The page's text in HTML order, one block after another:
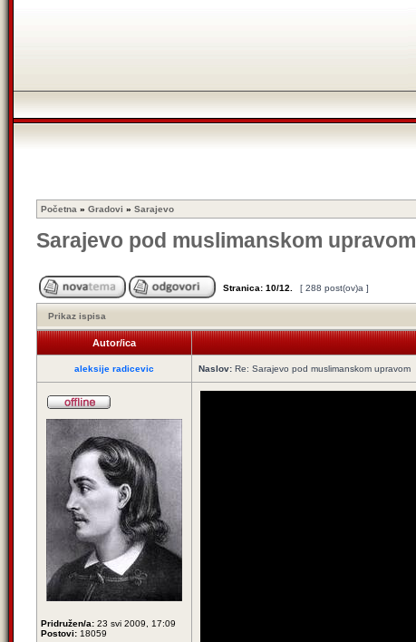
Početna » Gradovi » Sarajevo
Sarajevo pod muslimanskom upravom
Stranica: 10/12 [ 288 post(ov)a ]
Prikaz ispisa
Autor/ica
aleksije radicevic Naslov: Re: Sarajevo pod muslimanskom upravom
Pridružen/a: 23 svi 2009, 17:09
Postovi: 18059